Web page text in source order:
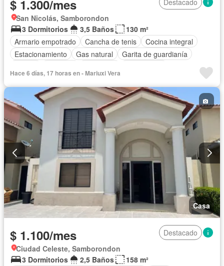
$ 1.300/mes
Destacado
San Nicolás, Samborondon
3 Dormitorios
3,5 Baños
130 m²
Armario empotrado
Cancha de tenis
Cocina integral
Estacionamiento
Gas natural
Garita de guardianía
Hace 6 días, 17 horas en - Mariuxi Vera
Casa
$ 1.100/mes
Destacado
Ciudad Celeste, Samborondon
3 Dormitorios
2,5 Baños
158 m²